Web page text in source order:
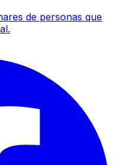
de personas que